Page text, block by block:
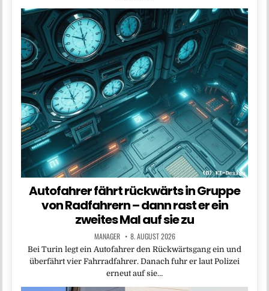
Autofahrer fährt rückwärts in Gruppe
von Radfahrern – dann rast er ein
zweites Mal auf sie zu
MANAGER 8. AUGUST 2026
Bei Turin legt ein Autofahrer den Rückwärtsgang ein und
überfährt vier Fahrradfahrer. Danach fuhr er laut Polizei
erneut auf sie…